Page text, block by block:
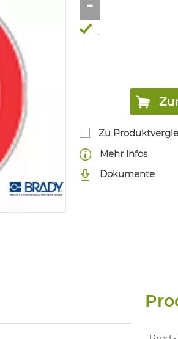
...
Zu
Mehr Infos
Dokumente